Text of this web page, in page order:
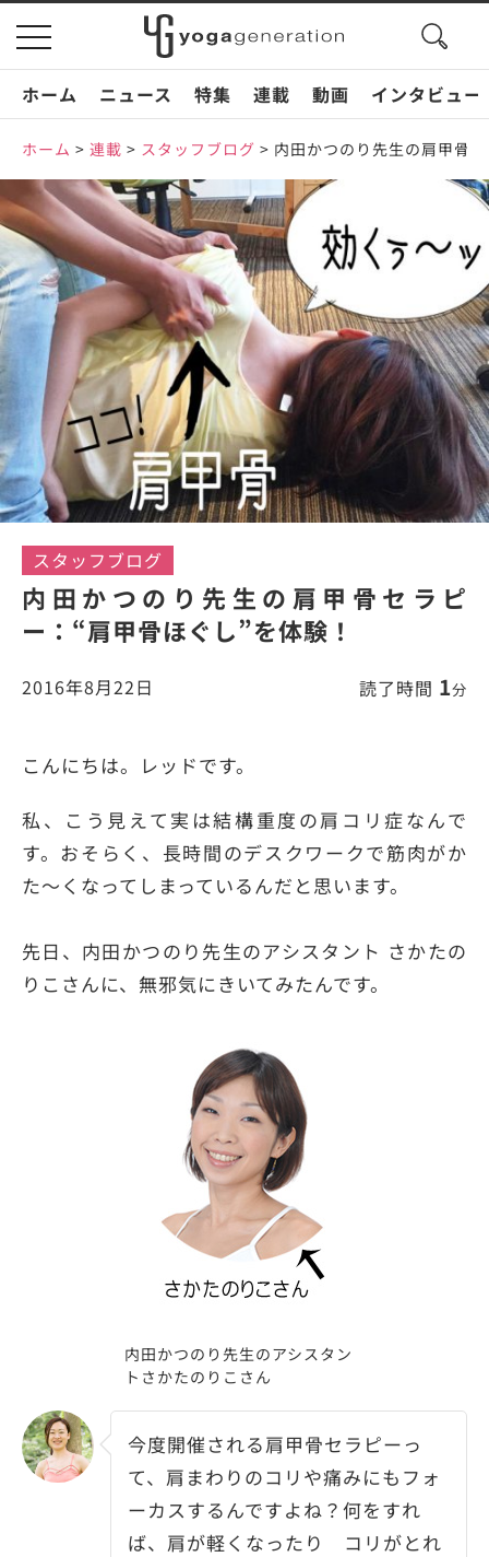
toggle
navigation
search
ホーム
ニュース 特集 連載 動画 インタビュー
ホーム > 連載 > スタッフブログ > 内田かつのり先生の肩甲骨
スタッフブログ
内田かつのり先生の肩甲骨セラピ
ー：“肩甲骨ほぐし”を体験！
2016年8月22日 読了時間 1分
こんにちは。レッドです。
私、こう見えて実は結構重度の肩コリ症なんで
す。おそらく、長時間のデスクワークで筋肉がか
た～くなってしまっているんだと思います。
先日、内田かつのり先生のアシスタント さかたの
りこさんに、無邪気にきいてみたんです。
内田かつのり先生のアシスタン
トさかたのりこさん
今度開催される肩甲骨セラピーっ
て、肩まわりのコリや痛みにもフォ
ーカスするんですよね？何をすれ
ば、肩が軽くなったり コリがとれ